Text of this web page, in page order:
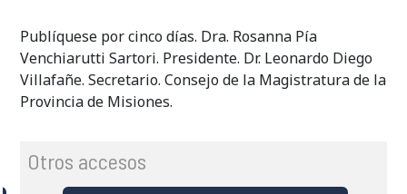
Publíquese por cinco días. Dra. Rosanna Pía
Venchiarutti Sartori. Presidente. Dr. Leonardo Diego
Villafañe. Secretario. Consejo de la Magistratura de la
Provincia de Misiones.
Otros accesos